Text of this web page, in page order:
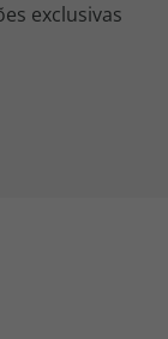
exclusivas